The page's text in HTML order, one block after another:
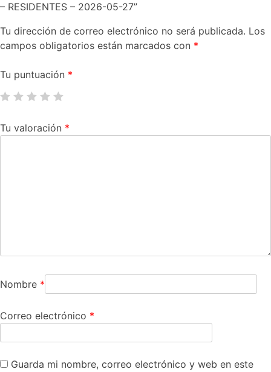
– RESIDENTES – 2026-05-27”
Tu dirección de correo electrónico no será publicada. Los
campos obligatorios están marcados con *
Tu puntuación *
Tu valoración *
Nombre *
Correo electrónico *
Guarda mi nombre, correo electrónico y web en este